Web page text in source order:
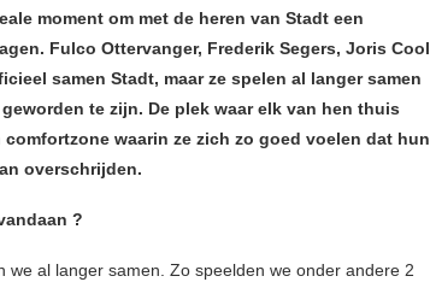
moment om met de heren van Stadt een
Fulco Ottervanger, Frederik Segers, Joris Cool
samen Stadt, maar ze spelen al langer samen
te zijn. De plek waar elk van hen thuis
waarin ze zich zo goed voelen dat hun
overschrijden.
?
we al langer samen. Zo speelden we onder andere 2